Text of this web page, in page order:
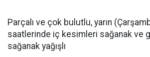
Parçalı ve çok bulutlu, yarın
saatlerinde iç kesimleri sağanak ve
sağanak yağışlı